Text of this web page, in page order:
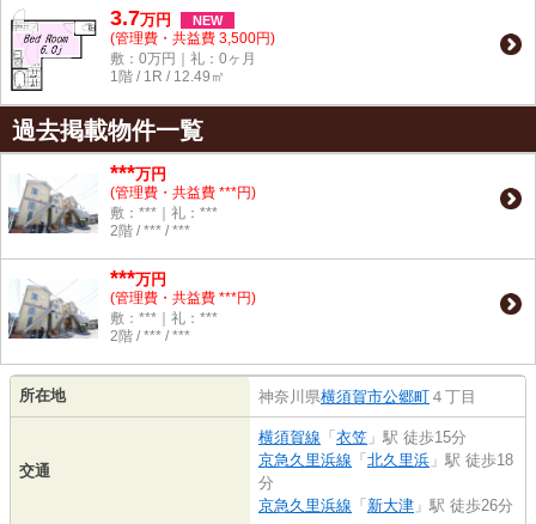
3.7万円 NEW
(管理費・共益費 3,500円)
敷：0万円｜礼：0ヶ月
1階 / 1R / 12.49㎡
過去掲載物件一覧
***万円
(管理費・共益費 ***円)
敷：***｜礼：***
2階 / *** / ***
***万円
(管理費・共益費 ***円)
敷：***｜礼：***
2階 / *** / ***
所在地 神奈川県横須賀市公郷町 ４丁目
交通
横須賀線 「 衣笠 」駅 徒歩15分
京急久里浜線 「 北久里浜 」駅 徒歩18
分
京急久里浜線 「 新大津 」駅 徒歩26分